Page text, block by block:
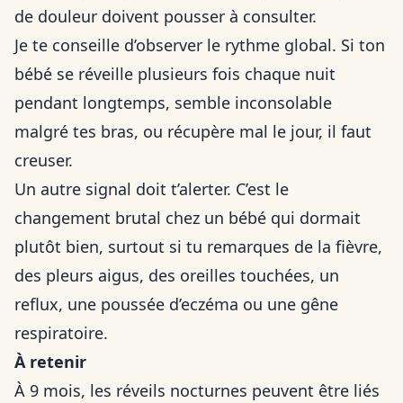
de douleur doivent pousser à consulter.
Je te conseille d’observer le rythme global. Si ton
bébé se réveille plusieurs fois chaque nuit
pendant longtemps, semble inconsolable
malgré tes bras, ou récupère mal le jour, il faut
creuser.
Un autre signal doit t’alerter. C’est le
changement brutal chez un bébé qui dormait
plutôt bien, surtout si tu remarques de la fièvre,
des pleurs aigus, des oreilles touchées, un
reflux, une poussée d’eczéma ou une gêne
respiratoire.
À retenir
À 9 mois, les réveils nocturnes peuvent être liés